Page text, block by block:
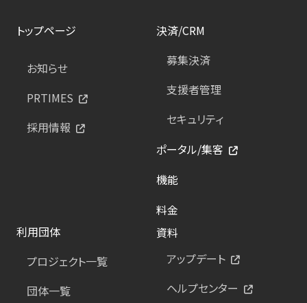
トップページ
お知らせ
PRTIMES
採用情報
決済/CRM
募集決済
支援者管理
セキュリティ
ポータル/集客
機能
料金
利用団体
プロジェクト一覧
団体一覧
資料
アップデート
ヘルプセンター